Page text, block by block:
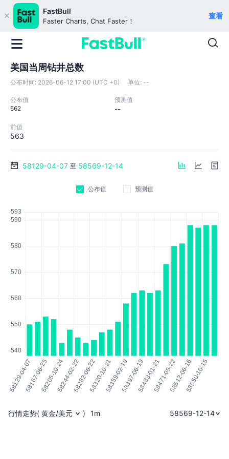
FastBull
Faster Charts, Chat Faster！
查看
美国当周钻井总数
公布时间: 2026-06-12 17:00 (UTC +0) 单位: --
公布值
562
预测值
--
前值
563
58129-04-07 至 58569-12-14
公布值 预测值
行情走势( 黄金/美元 ) 1m 58569-12-14